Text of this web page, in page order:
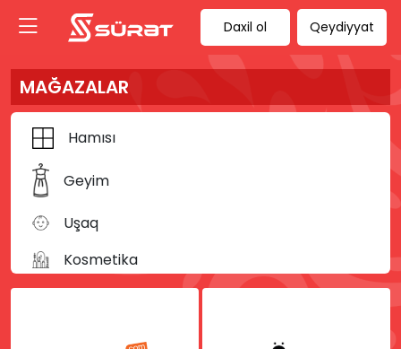
Daxil ol Qeydiyyat
MAĞAZALAR
Hamısı
Geyim
Uşaq
Kosmetika